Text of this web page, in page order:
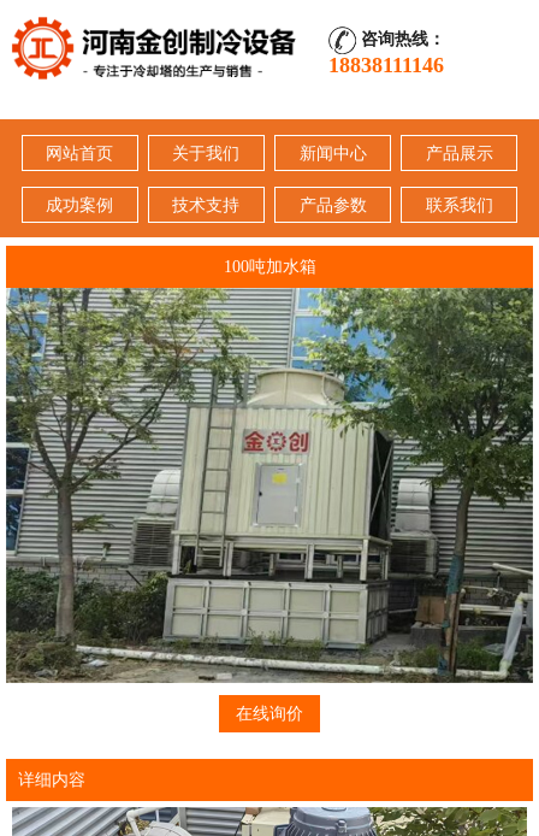
咨询热线：
18838111146
网站首页 关于我们 新闻中心 产品展示
成功案例 技术支持 产品参数 联系我们
100吨加水箱
在线询价
详细内容